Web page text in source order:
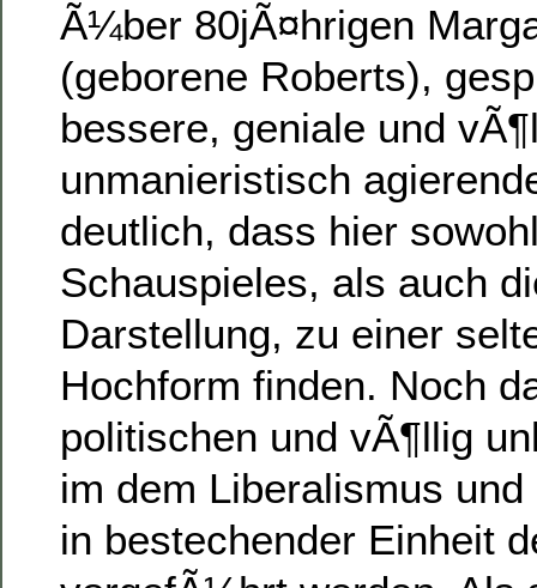
Ã¼ber 80jÃ¤hrigen
(geborene Roberts),
bessere, geniale und
unmanieristisch
deutlich, dass hier
Schauspieles, als auch
Darstellung, zu einer
Hochform finden. Noch
politischen und vÃ¶llig
im dem Liberalismus
in bestechender Einheit